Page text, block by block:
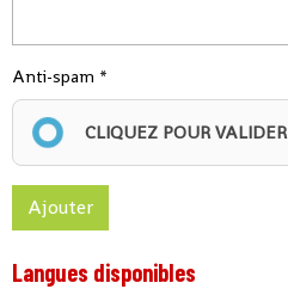
Anti-spam
CLIQUEZ POUR VALIDER
Ajouter
Langues disponibles